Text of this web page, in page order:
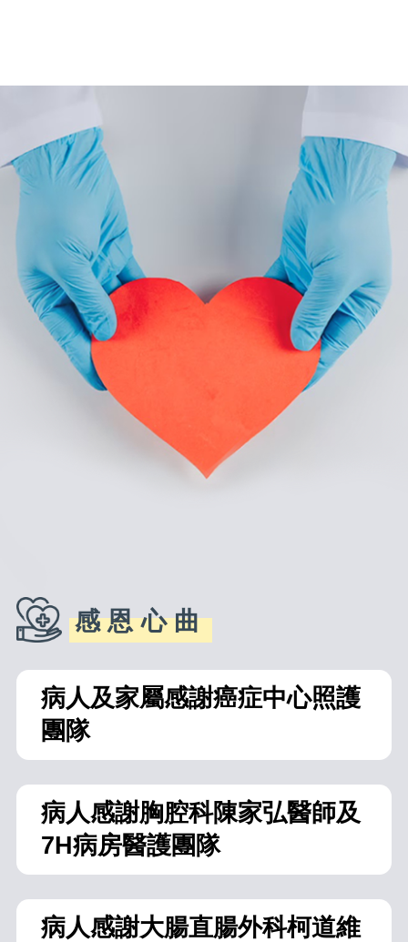
感恩心曲
病人及家屬感謝癌症中心照護
團隊
病人感謝胸腔科陳家弘醫師及
7H病房醫護團隊
病人感謝大腸直腸外科柯道維